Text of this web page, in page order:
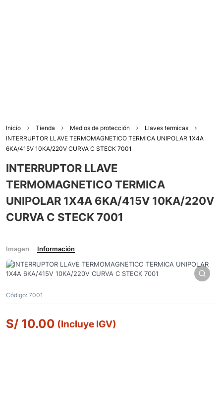
Inicio Tienda Medios de protección
Llaves termicas
INTERRUPTOR LLAVE TERMOMAGNETICO TERMICA UNIPOLAR 1X4A
6KA/415V 10KA/220V CURVA C STECK 7001
INTERRUPTOR LLAVE
TERMOMAGNETICO TERMICA
UNIPOLAR 1X4A 6KA/415V 10KA/220V
CURVA C STECK 7001
Imagen Información
Código: 7001
S/ 10.00 (Incluye IGV)